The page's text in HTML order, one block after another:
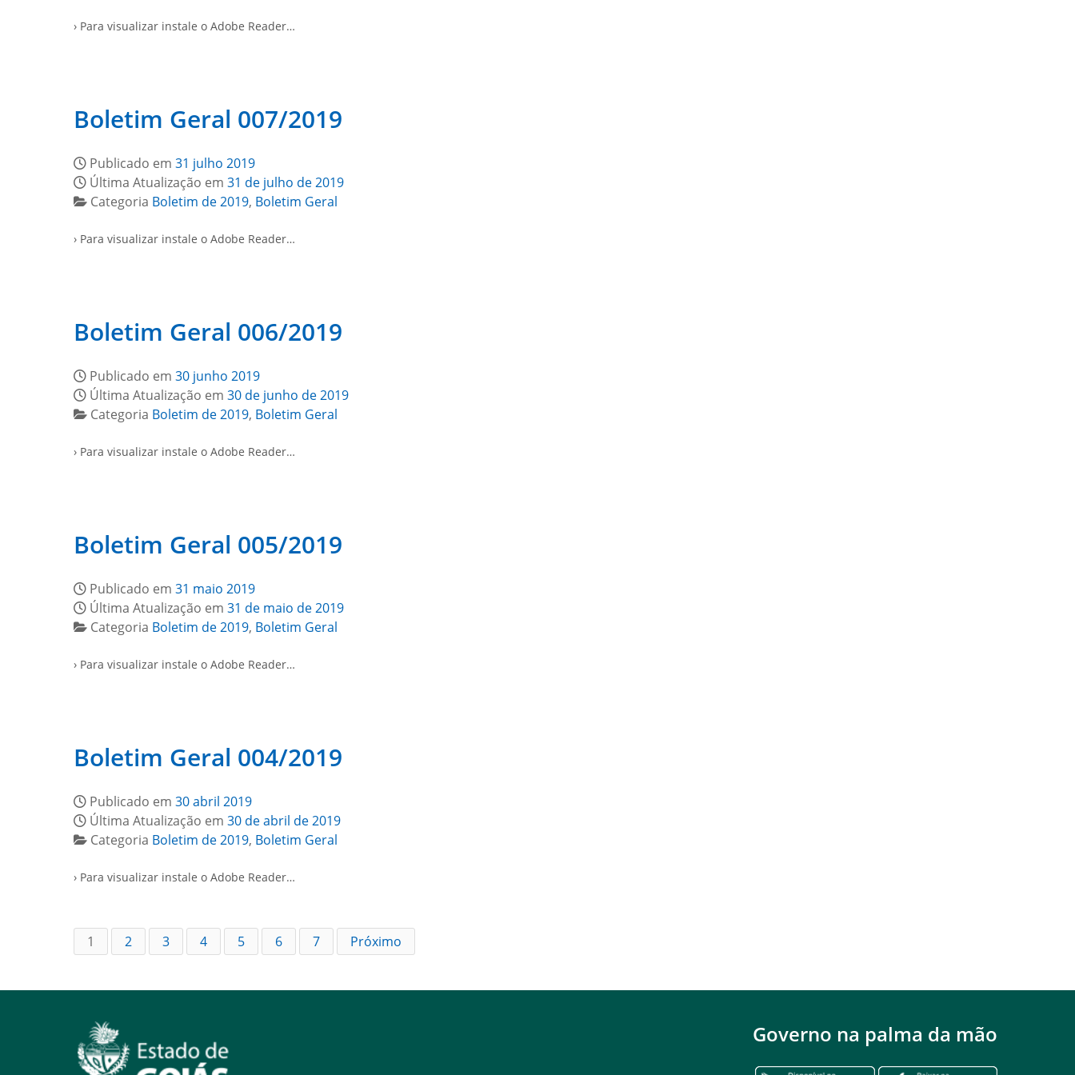
› Para visualizar instale o Adobe Reader…
Boletim Geral 007/2019
Publicado em 31 julho 2019
Última Atualização em 31 de julho de 2019
Categoria Boletim de 2019, Boletim Geral
› Para visualizar instale o Adobe Reader…
Boletim Geral 006/2019
Publicado em 30 junho 2019
Última Atualização em 30 de junho de 2019
Categoria Boletim de 2019, Boletim Geral
› Para visualizar instale o Adobe Reader…
Boletim Geral 005/2019
Publicado em 31 maio 2019
Última Atualização em 31 de maio de 2019
Categoria Boletim de 2019, Boletim Geral
› Para visualizar instale o Adobe Reader…
Boletim Geral 004/2019
Publicado em 30 abril 2019
Última Atualização em 30 de abril de 2019
Categoria Boletim de 2019, Boletim Geral
› Para visualizar instale o Adobe Reader…
1 2 3 4 5 6 7 Próximo
Governo na palma da mão